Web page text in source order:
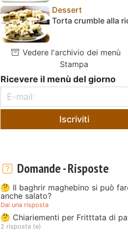
Dessert
Torta crumble alla
Vedere l'archivio dei menù
Stampa
Ricevere il menù del giorno
Iscriviti
Domande - Risposte
🤔 Il baghrir maghebino si può
anche salato?
Dai una risposta
🤔 Chiariementi per Fritttata di
2 risposta (e)